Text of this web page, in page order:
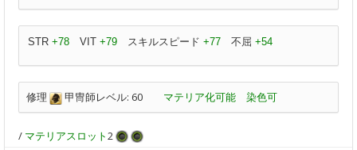
STR +78 VIT +79 スキルスピード +77 不屈 +54
修理 甲冑師レベル: 60 マテリア化可能 染色可
/ マテリアスロット2